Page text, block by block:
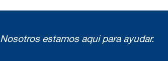
Nosotros estamos aqui para ayudar.